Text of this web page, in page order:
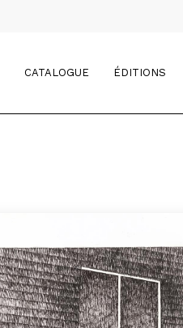
CATALOGUE ÉDITIONS